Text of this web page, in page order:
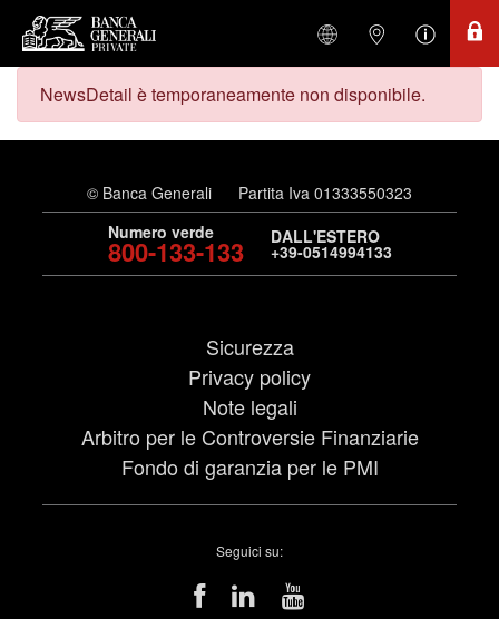
NewsDetail è temporaneamente non disponibile.
© Banca Generali
Partita Iva 01333550323
Numero verde
800-133-133 DALL'ESTERO
+39-0514994133
Sicurezza
Privacy policy
Note legali
Arbitro per le Controversie Finanziarie
Fondo di garanzia per le PMI
Seguici su: